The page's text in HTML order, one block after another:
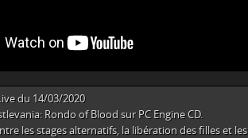
du 14/03/2020
Rondo of Blood sur PC Engine CD.
les stages alternatifs, la libération des filles et